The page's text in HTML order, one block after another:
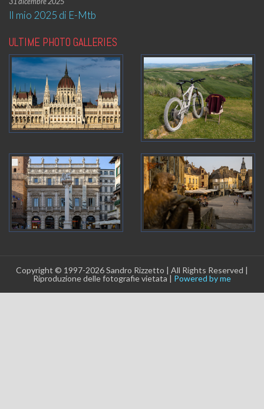
Il mio 2025 di E-Mtb
ULTIME PHOTO GALLERIES
Copyright © 1997-2026 Sandro Rizzetto | All Rights Reserved |
Riproduzione delle fotografie vietata | Powered by me